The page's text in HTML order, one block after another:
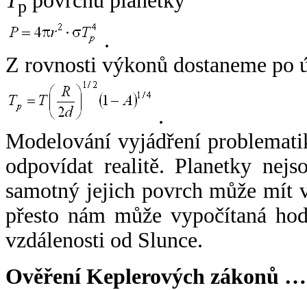
p
.
Z rovnosti výkonů dostaneme po
.
Modelování vyjádření
odpovídat realitě. Planetky
samotný jejich povrch může mít
přesto nám může vypočítaná
vzdálenosti od Slunce.
Ověření Keplerových zákonů …